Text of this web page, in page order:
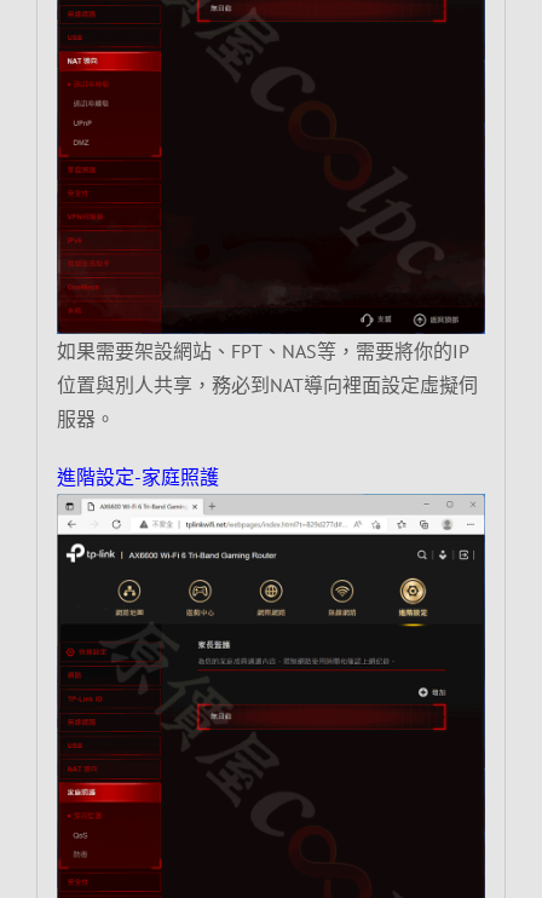
如果需要架設網站、FPT、NAS等，需要將你的IP
位置與別人共享，務必到NAT導向裡面設定虛擬伺
服器。
進階設定-家庭照護